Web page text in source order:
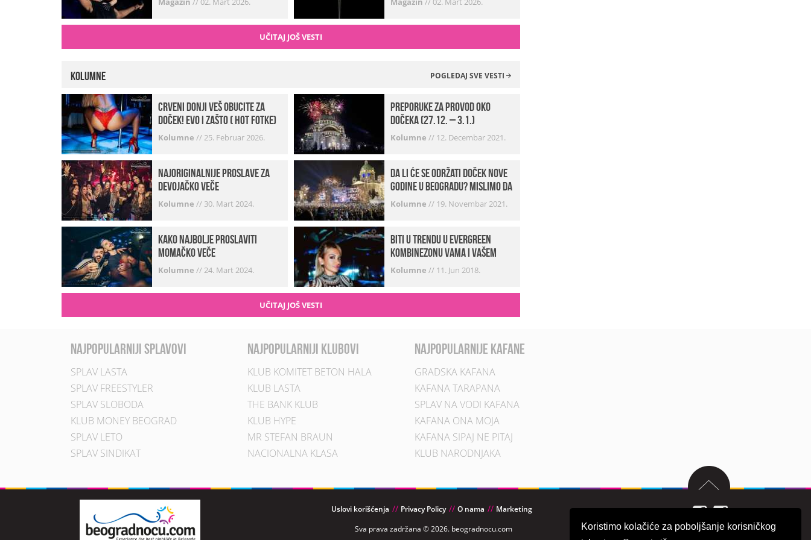
Koristimo kolačiće za poboljšanje korisničkog
UČITAJ JOŠ VESTI
Kolumne POGLEDAJ SVE VESTI
Crveni donji veš obucite za
doček! Evo i zašto ( hot fotke)
Kolumne //25. Februar 2026.
Najoriginalnije proslave za
devojačko veče
Kolumne // 30. Mart 2024.
Kako najbolje proslaviti
momačko veče
Kolumne //24. Mart 2024.
Preporuke za provod oko
dočeka (27.12. – 3.1.)
Kolumne // 12. Decembar 2021.
Da li će se održati doček Nove
godine u Beogradu? Mislimo da
imamo jako DOBRE VESTI!
Kolumne // 19. Novembar 2021.
Biti u trendu u Evergreen
kombinezonu vama i vašem
frendu
Kolumne // 11. Jun 2018.
UČITAJ JOŠ VESTI
najpopularniji splavovi
SPLAV LASTA
SPLAV FREESTYLER
SPLAV SLOBODA
KLUB MONEY BEOGRAD
SPLAV LETO
SPLAV SINDIKAT
najpopularniji klubovi
KLUB KOMITET BETON HALA
KLUB LASTA
THE BANK KLUB
KLUB HYPE
MR STEFAN BRAUN
NACIONALNA KLASA
najpopularnije kafane
GRADSKA KAFANA
KAFANA TARAPANA
SPLAV NA VODI KAFANA
KAFANA ONA MOJA
KAFANA SIPAJ NE PITAJ
KLUB NARODNJAKA
Uslovi korišćenja Privacy Policy O nama
Marketing
Sva prava zadržana © 2026. beogradnocu.com